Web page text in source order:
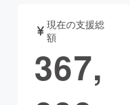
音楽
ゲーム・サ
現在の支援総
額
367,